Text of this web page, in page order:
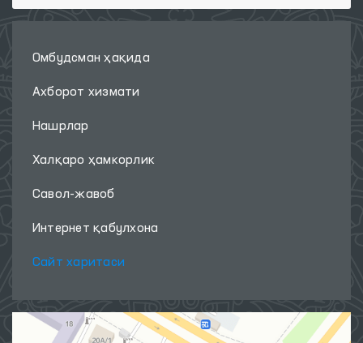
Омбудсман ҳақида
Ахборот хизмати
Нашрлар
Халқаро ҳамкорлик
Савол-жавоб
Интернет қабулхона
Сайт харитаси